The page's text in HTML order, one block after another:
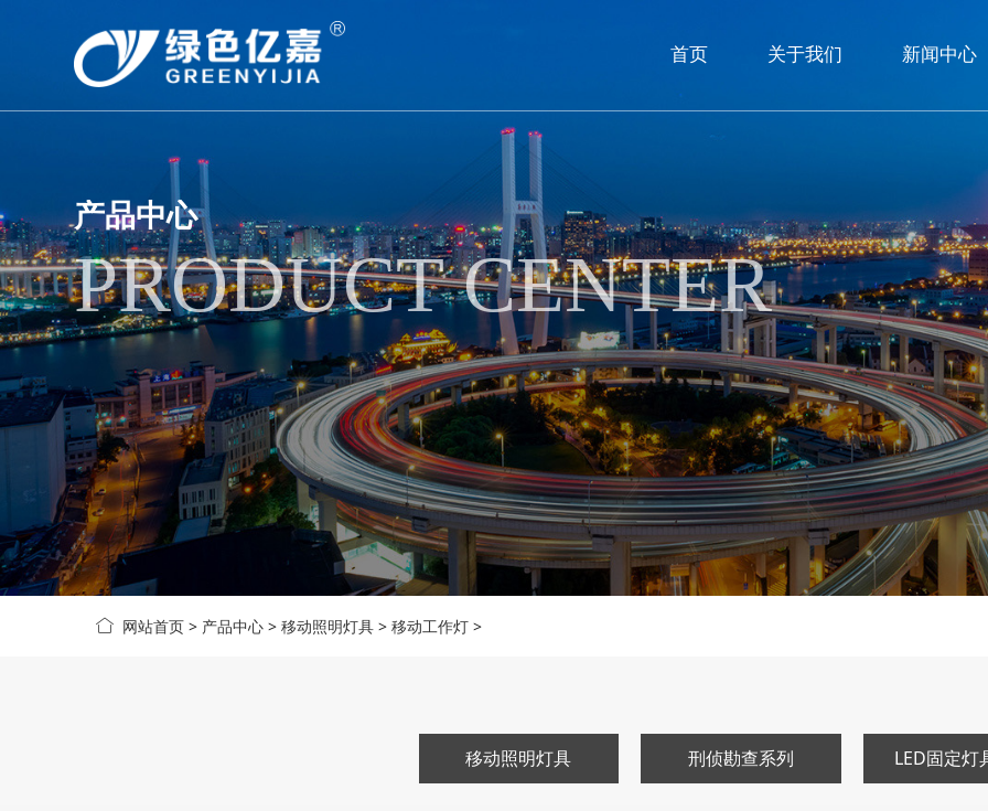
首页 关于我们 新闻中心
产品中心
PRODUCT CENTER
网站首页 > 产品中心 >移动照明灯具 >移动工作灯 >
移动照明灯具 刑侦勘查系列 LED固定灯